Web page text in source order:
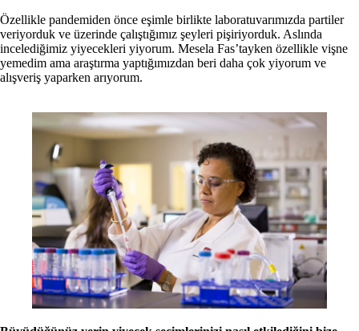
Özellikle pandemiden önce eşimle birlikte laboratuvarımızda partiler
veriyorduk ve üzerinde çalıştığımız şeyleri pişiriyorduk. Aslında
incelediğimiz yiyecekleri yiyorum. Mesela Fas’tayken özellikle vişne
yemedim ama araştırma yaptığımızdan beri daha çok yiyorum ve
alışveriş yaparken arıyorum.